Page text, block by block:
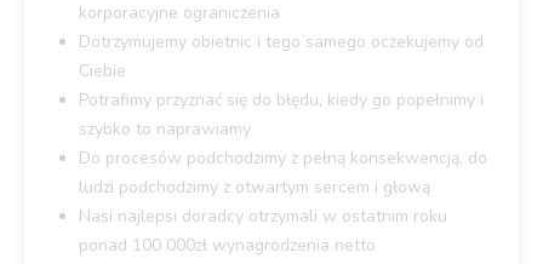
korporacyjne ograniczenia
Dotrzymujemy obietnic i tego samego oczekujemy od
Ciebie
Potrafimy przyznać się do błędu, kiedy go popełnimy i
szybko to naprawiamy
Do procesów podchodzimy z pełną konsekwencją, do
ludzi podchodzimy z otwartym sercem i głową
Nasi najlepsi doradcy otrzymali w ostatnim roku
ponad 100 000zł wynagrodzenia netto